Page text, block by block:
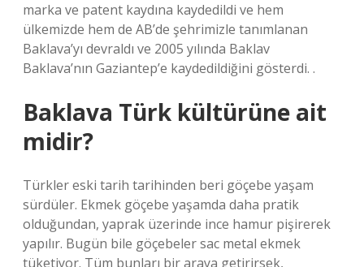
marka ve patent kaydına kaydedildi ve hem
ülkemizde hem de AB’de şehrimizle tanımlanan
Baklava’yı devraldı ve 2005 yılında Baklav
Baklava’nın Gaziantep’e kaydedildiğini gösterdi. .
Baklava Türk kültürüne ait
midir?
Türkler eski tarih tarihinden beri göçebe yaşam
sürdüler. Ekmek göçebe yaşamda daha pratik
olduğundan, yaprak üzerinde ince hamur pişirerek
yapılır. Bugün bile göçebeler sac metal ekmek
tüketiyor. Tüm bunları bir araya getirirsek,